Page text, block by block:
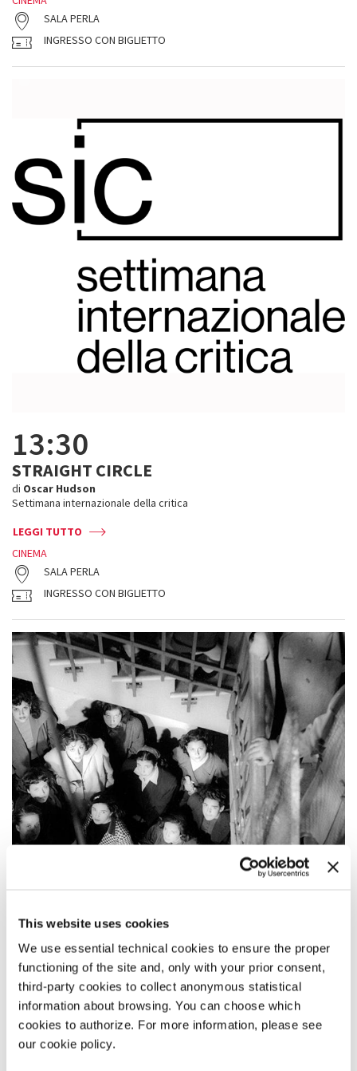
This website uses cookies
We use essential technical cookies to ensure the proper
functioning of the site and, only with your prior consent,
third-party cookies to collect anonymous statistical
information about browsing. You can choose which
cookies to authorize. For more information, please see
our cookie policy.
SALA PERLA
INGRESSO CON BIGLIETTO
13:30
STRAIGHT CIRCLE
di Oscar Hudson
Settimana internazionale della critica
LEGGI TUTTO
CINEMA
SALA PERLA
INGRESSO CON BIGLIETTO
14:00
ROMA ORE 11
diGiuseppe De Santis
Venezia Classici